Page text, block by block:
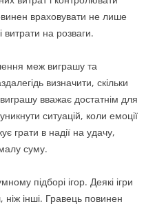
враховувати не лише
на розваги.
меж виграшу та
визначити, скільки
виграшу вважає достатнім для
ситуацій, коли емоції
грати в надії на удачу,
суму.
підборі ігор. Деякі ігри
інші. Гравець повинен